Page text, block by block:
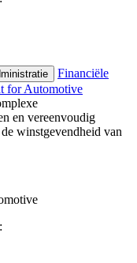
Financiële
for Automotive
en vereenvoudig
winstgevendheid van